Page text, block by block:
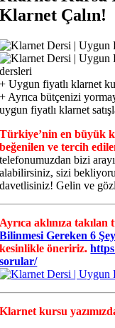
Klarnet Çalın!
dersleri
+ Uygun fiyatlı klarnet
+ Ayrıca bütçenizi
uygun fiyatlı klarnet
Türkiye’nin en büyük
beğenilen ve tercih
telefonumuzdan bizi
alabilirsiniz, sizi
davetlisiniz! Gelin ve
Ayrıca aklınıza
Bilinmesi Gereken 6 Şey
kesinlikle öneririz.
sorular/
Klarnet kursu